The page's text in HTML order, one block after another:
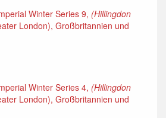
Winter Series 9, (Hillingdon
London), Großbritannien und
Winter Series 4, (Hillingdon
London), Großbritannien und